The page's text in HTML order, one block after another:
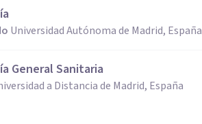
Universidad Autónoma de Madrid, España
General Sanitaria
a Distancia de Madrid, España